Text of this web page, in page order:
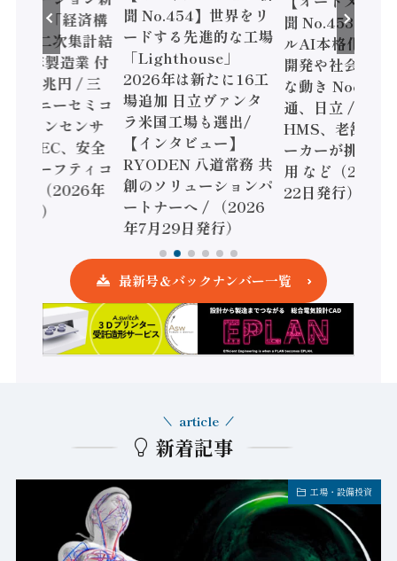
】「経済構
調査二次集計結
年製造業 付
額86兆円 / 三
とソニーセミコ
ジョンセンサ
/ IDEC、安全
すセーフティコ
ーラ（2026年
発行）
聞 No.454】世界をリ
ードする先進的な工場
「Lighthouse」
2026年は新たに16工
場追加 日立ヴァンタ
ラ米国工場も選出/
【インタビュー】
RYODEN 八道常務 共
創のソリューションパ
ートナーへ / （2026
年7月29日発行）
聞 No.453】フ
ルAI本格化へ
開発や社会実装
な動き Noetra
通、日立 / 兵神
HMS、老舗ポ
ーカーが挑むデ
用 など（2026
22日発行）
最新号＆バックナンバー一覧
新着記事
article
工場・設備投資